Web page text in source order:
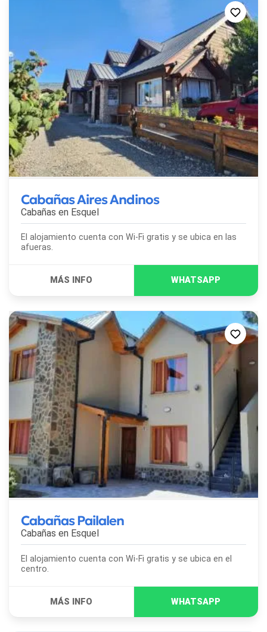
Cabañas Aires Andinos
Cabañas en Esquel
El alojamiento cuenta con Wi-Fi gratis y se ubica en las
afueras.
Cabañas Pailalen
Cabañas en Esquel
El alojamiento cuenta con Wi-Fi gratis y se ubica en el
centro.